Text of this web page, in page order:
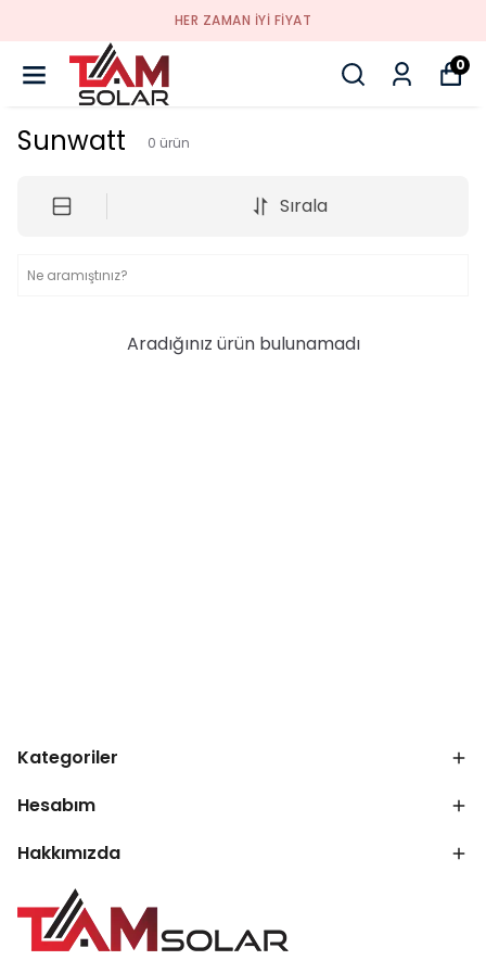
HER ZAMAN IYI FIYAT
0
Sunwatt 0 ürün
Sırala
Aradığınız ürün bulunamadı
Kategoriler
Hesabım
Hakkımızda